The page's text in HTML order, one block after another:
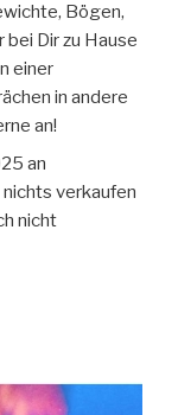
Bögen,
Dir zu Hause
einer
in andere
an!
an
verkaufen
nicht